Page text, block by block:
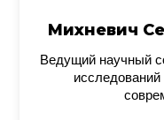
Михневич
Ведущий научный